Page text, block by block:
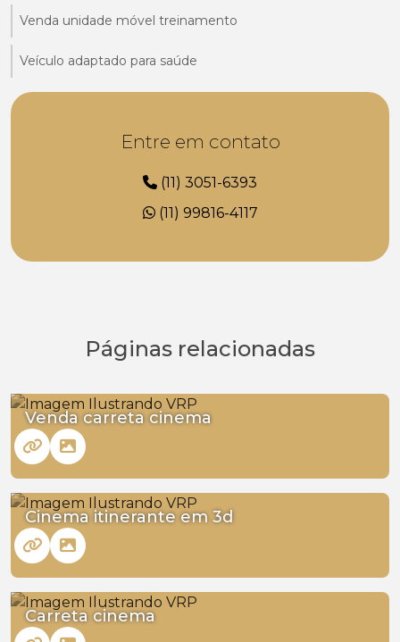
Venda unidade móvel treinamento
Veículo adaptado para saúde
Entre em contato
(11) 3051-6393
(11) 99816-4117
Páginas relacionadas
Venda carreta cinema
Cinema itinerante em 3d
Carreta cinema